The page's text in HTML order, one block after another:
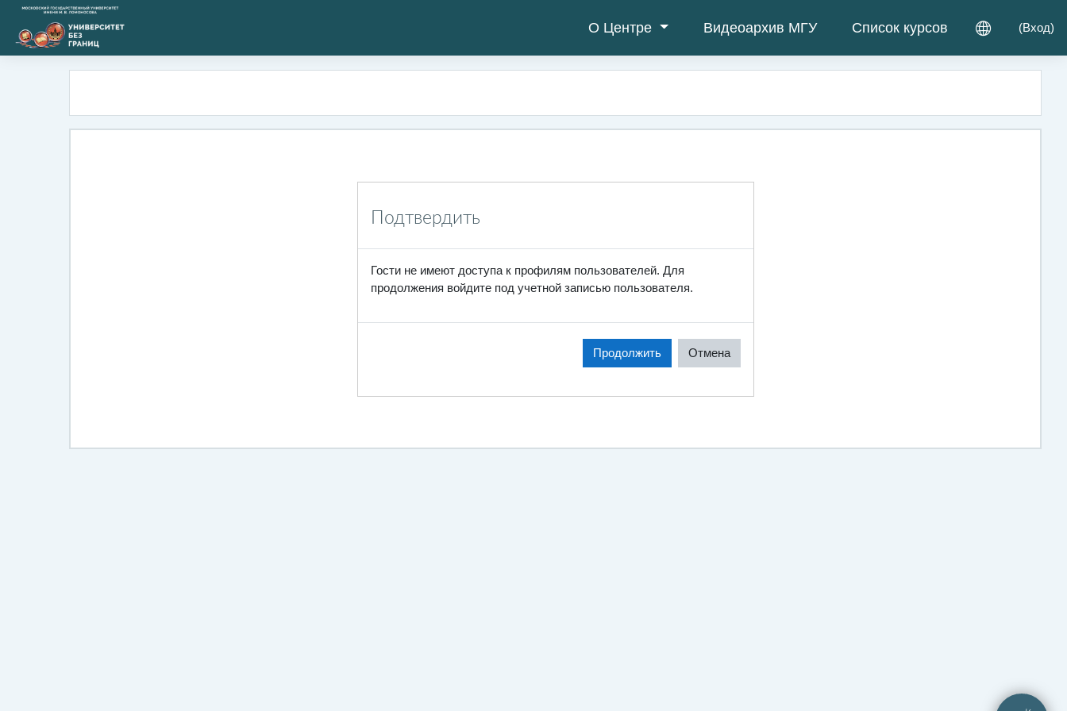
О Центре Видеоархив МГУ Список курсов (Вход)
Перейти к основному содержанию
Подтвердить
Гости не имеют доступа к профилям пользователей. Для
продолжения войдите под учетной записью пользователя.
Продолжить Отмена